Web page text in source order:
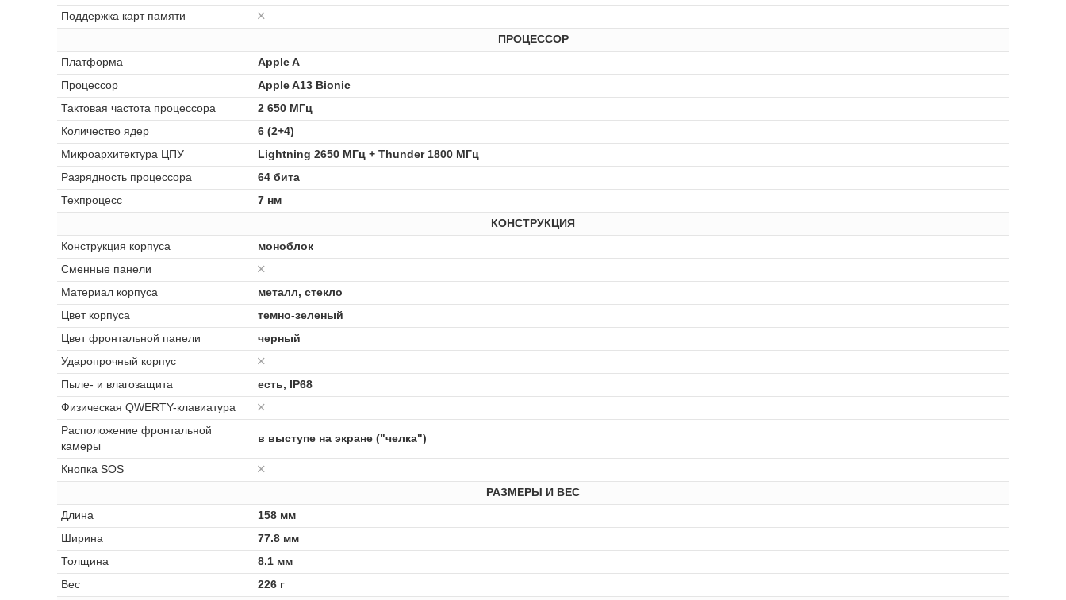
Поддержка карт памяти
ПРОЦЕССОР
Платформа
Apple A
Процессор
Apple A13 Bionic
Тактовая частота процессора
2 650 МГц
Количество ядер
6 (2+4)
Микроархитектура ЦПУ
Lightning 2650 МГц + Thunder 1800 МГц
Разрядность процессора
64 бита
Техпроцесс
7 нм
КОНСТРУКЦИЯ
Конструкция корпуса
моноблок
Сменные панели
Материал корпуса
металл, стекло
Цвет корпуса
темно-зеленый
Цвет фронтальной панели
черный
Ударопрочный корпус
Пыле- и влагозащита
есть, IP68
Физическая QWERTY-клавиатура
Расположение фронтальной
камеры
в выступе на экране ("челка")
Кнопка SOS
РАЗМЕРЫ И ВЕС
Длина
158 мм
Ширина
77.8 мм
Толщина
8.1 мм
Вес
226 г